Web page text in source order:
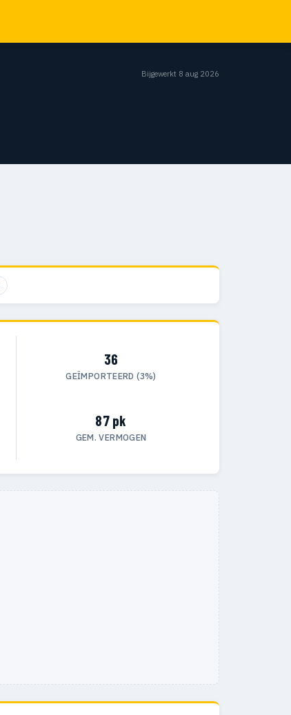
Bijgewerkt 8 aug 2026
36
GEÏMPORTEERD (3%)
87 pk
GEM. VERMOGEN